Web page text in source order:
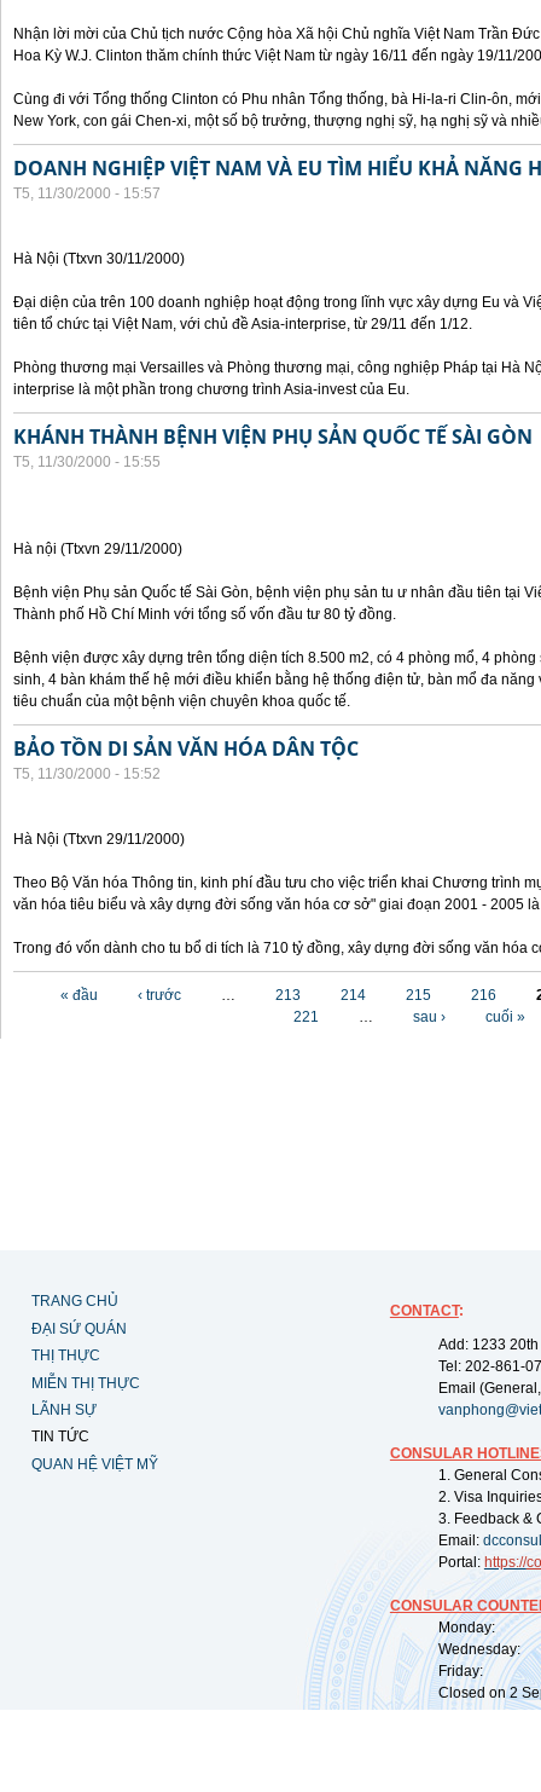
Nhận lời mời của Chủ tịch nước Cộng hòa Xã hội Chủ nghĩa Việt Nam Trần
Hoa Kỳ W.J. Clinton thăm chính thức Việt Nam từ ngày 16/11 đến ngày 19/11/
Cùng đi với Tổng thống Clinton có Phu nhân Tổng thống, bà Hi-la-ri Clin-ôn,
New York, con gái Chen-xi, một số bộ trưởng, thượng nghị sỹ, hạ nghị sỹ và
DOANH NGHIỆP VIỆT NAM VÀ EU TÌM HIỂU KHẢ NĂNG
T5, 11/30/2000 - 15:57
Hà Nội (Ttxvn 30/11/2000)
Đại diện của trên 100 doanh nghiệp hoạt động trong lĩnh vực xây dựng Eu và
tiên tổ chức tại Việt Nam, với chủ đề Asia-interprise, từ 29/11 đến 1/12.
Phòng thương mại Versailles và Phòng thương mại, công nghiệp Pháp tại Hà
interprise là một phần trong chương trình Asia-invest của Eu.
KHÁNH THÀNH BỆNH VIỆN PHỤ SẢN QUỐC TẾ SÀI GÒN
T5, 11/30/2000 - 15:55
Hà nội (Ttxvn 29/11/2000)
Bệnh viện Phụ sản Quốc tế Sài Gòn, bệnh viện phụ sản tu ư nhân đầu tiên tại
Thành phố Hồ Chí Minh với tổng số vốn đầu tư 80 tỷ đồng.
Bệnh viện được xây dựng trên tổng diện tích 8.500 m2, có 4 phòng mổ, 4
sinh, 4 bàn khám thế hệ mới điều khiển bằng hệ thống điện tử, bàn mổ đa
tiêu chuẩn của một bệnh viện chuyên khoa quốc tế.
BẢO TỒN DI SẢN VĂN HÓA DÂN TỘC
T5, 11/30/2000 - 15:52
Hà Nội (Ttxvn 29/11/2000)
Theo Bộ Văn hóa Thông tin, kinh phí đầu tưu cho việc triển khai Chương trình
văn hóa tiêu biểu và xây dựng đời sống văn hóa cơ sở" giai đoạn 2001 - 2005
Trong đó vốn dành cho tu bổ di tích là 710 tỷ đồng, xây dựng đời sống văn hóa
« đầu ‹ trước … 213 214 215 216
221
… sau › cuối »
TRANG CHỦ
ĐẠI SỨ QUÁN
THỊ THỰC
MIỄN THỊ THỰC
LÃNH SỰ
TIN TỨC
QUAN HỆ VIỆT MỸ
CONTACT:
Add: 1233
Tel: 202-861-
Email
CONSULAR
1. General
2. Visa
3. Feedback &
Email:
Portal: https://
CONSULAR
Monday:
Wednesday:
Friday:
Closed on 2